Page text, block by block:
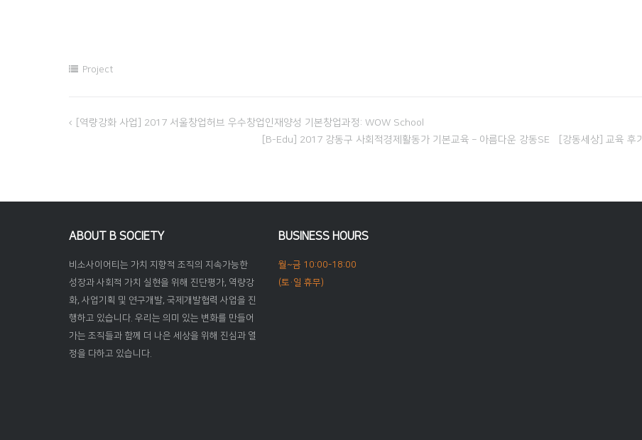
Project
이
션
[역량강화 사업] 2017 서울창업허브 우수창업인재양성 기본창업과정: WOW School
[B-Edu] 2017 강동구 사회적경제활동가 기본교육 – 아름다운 강동SE相[강동세상] 교육 후기
ABOUT B SOCIETY
비소사이어티는 가치 지향적 조직의 지속가능한
성장과 사회적 가치 실현을 위해 진단평가, 역량강
화, 사업기획 및 연구개발, 국제개발협력 사업을 진
행하고 있습니다. 우리는 의미 있는 변화를 만들어
가는 조직들과 함께 더 나은 세상을 위해 진심과 열
정을 다하고 있습니다.
BUSINESS HOURS
월~금 10:00-18:00
(토·일 휴무)